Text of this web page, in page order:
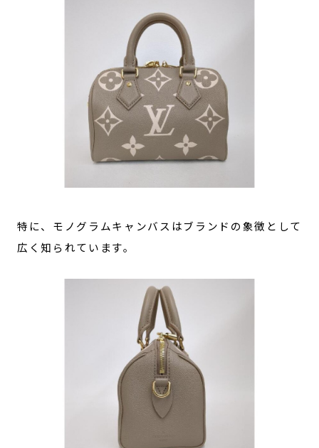
特に、モノグラムキャンバスはブランドの象徴として
広く知られています。